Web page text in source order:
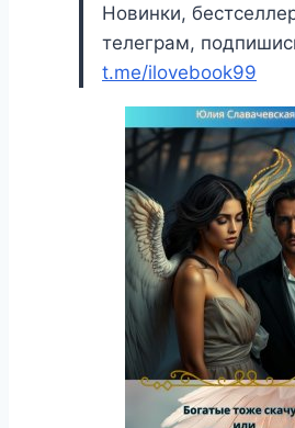
Новинки,
телеграм,
t.me/ilovebook99